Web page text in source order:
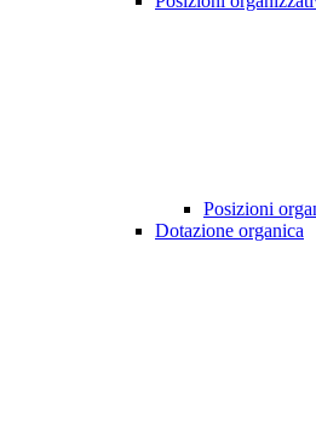
Posizioni
Dotazione organica